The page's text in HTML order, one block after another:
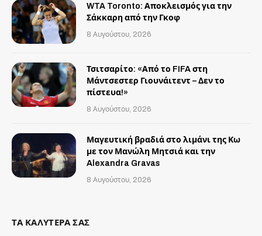
WTA Toronto: Αποκλεισμός για την
Σάκκαρη από την Γκοφ
8 Αυγούστου, 2026
Τσιτσαρίτο: «Από το FIFA στη
Μάντσεστερ Γιουνάιτεντ – Δεν το
πίστευα!»
8 Αυγούστου, 2026
Μαγευτική βραδιά στο λιμάνι της Κω
με τον Μανώλη Μητσιά και την
Alexandra Gravas
8 Αυγούστου, 2026
ΤΑ ΚΑΛΥΤΕΡΑ ΣΑΣ